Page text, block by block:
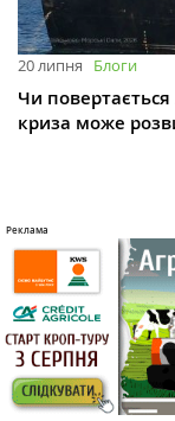
20 липня Блоги
Чи
криза може